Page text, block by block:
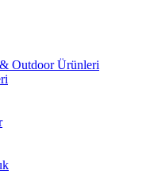
Outdoor Ürünleri